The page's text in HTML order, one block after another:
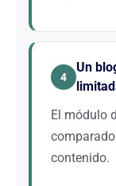
La
stack para
Core Web
4
Un
El módulo
contenido.